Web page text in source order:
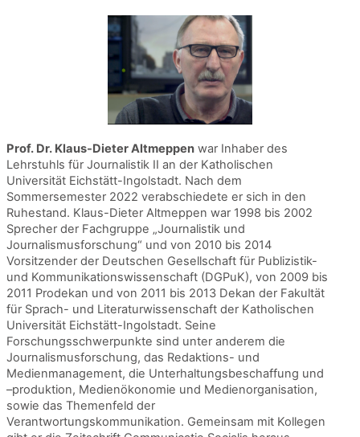
Prof. Dr. Klaus-Dieter Altmeppen war Inhaber des
Lehrstuhls für Journalistik II an der Katholischen
Universität Eichstätt-Ingolstadt. Nach dem
Sommersemester 2022 verabschiedete er sich in den
Ruhestand. Klaus-Dieter Altmeppen war 1998 bis 2002
Sprecher der Fachgruppe „Journalistik und
Journalismusforschung“ und von 2010 bis 2014
Vorsitzender der Deutschen Gesellschaft für Publizistik-
und Kommunikationswissenschaft (DGPuK), von 2009 bis
2011 Prodekan und von 2011 bis 2013 Dekan der Fakultät
für Sprach- und Literaturwissenschaft der Katholischen
Universität Eichstätt-Ingolstadt. Seine
Forschungsschwerpunkte sind unter anderem die
Journalismusforschung, das Redaktions- und
Medienmanagement, die Unterhaltungsbeschaffung und
–produktion, Medienökonomie und Medienorganisation,
sowie das Themenfeld der
Verantwortungskommunikation. Gemeinsam mit Kollegen